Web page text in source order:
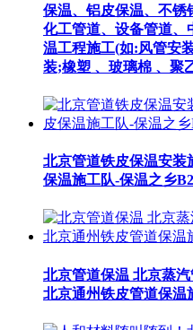
保温、铝皮保温、不锈
化工管道、设备管道、
温工程施工(如:风管安
装;橡塑 、玻璃棉 、聚
北京管道铁皮保温安装
保温施工队-保温之乡
北京管道保温 北京蒸
北京通州铁皮管道保温